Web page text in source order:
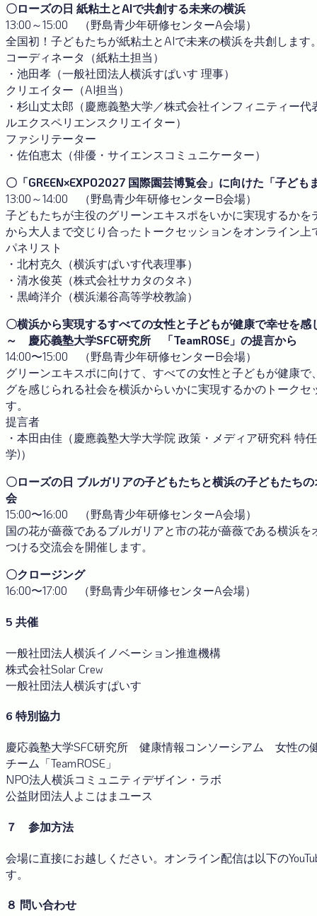
〇ローズの日 紙粘土とAIで共創する未来の横浜
13:00～15:00 （野島青少年研修センターA会場）
全国初！子どもたちが紙粘土とAIで未来の横浜を共創します
コーディネータ（紙粘土担当）
・池田孝（一般社団法人横浜すぱいす 理事）
クリエイター（AI担当）
・杉山丈太郎（慶應義塾大学／株式会社インフィニティー代
ルエクスペリエンスクリエイター）
ファシリテーター
・佐伯恵太（俳優・サイエンスコミュニケーター）
〇「GREEN×EXPO2027 国際園芸博覧会」に向けた「子ども
13:00～14:00 （野島青少年研修センターB会場）
子どもたちが主役のグリーンエキスポをいかに実現するかを
から大人まで交じり合ったトークセッションをオンライン上
パネリスト
・北村克久（横浜すぱいす代表理事）
・清水俊英（株式会社サカタのタネ）
・黒崎洋介（横浜瀬谷高等学校教諭）
〇横浜から実現するすべての女性と子どもが健康で幸せを感
～ 慶応義塾大学SFC研究所 「TeamROSE」の提言から
14:00〜15:00 （野島青少年研修センターB会場）
グリーンエキスポに向けて、すべての女性と子どもが健康で
グを感じられる社会を横浜からいかに実現するかのトークセ
す。
提言者
・本田由佳（慶應義塾大学大学院 政策・メディア研究科 特
学)）
〇ローズの日 ブルガリアの子どもたちと横浜の子どもたち
会
15:00〜16:00 （野島青少年研修センターA会場）
国の花が薔薇であるブルガリアと市の花が薔薇である横浜を
つける交流会を開催します。
〇クロージング
16:00〜17:00 （野島青少年研修センターA会場）
5 共催
一般社団法人横浜イノベーション推進機構
株式会社Solar Crew
一般社団法人横浜すぱいす
6 特別協力
慶応義塾大学SFC研究所 健康情報コンソーシアム 女性の
チーム「TeamROSE」
NPO法人横浜コミュニティデザイン・ラボ
公益財団法人よこはまユース
７ 参加方法
会場に直接にお越しください。オンライン配信は以下の
す。
８ 問い合わせ